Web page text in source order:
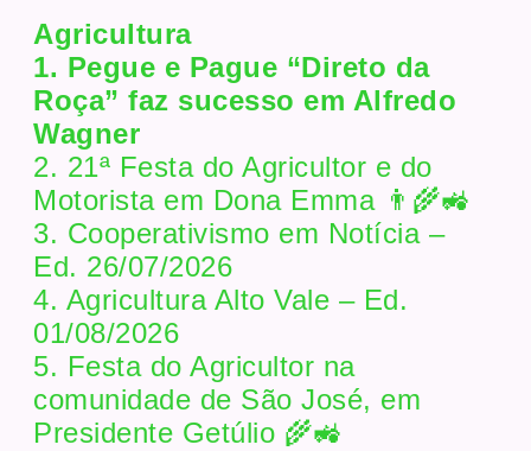
Agricultura
1. Pegue e Pague “Direto da
Roça” faz sucesso em Alfredo
Wagner
2. 21ª Festa do Agricultor e do
Motorista em Dona Emma 👨‍🌾🚜
3. Cooperativismo em Notícia –
Ed. 26/07/2026
4. Agricultura Alto Vale – Ed.
01/08/2026
5. Festa do Agricultor na
comunidade de São José, em
Presidente Getúlio 🌾🚜